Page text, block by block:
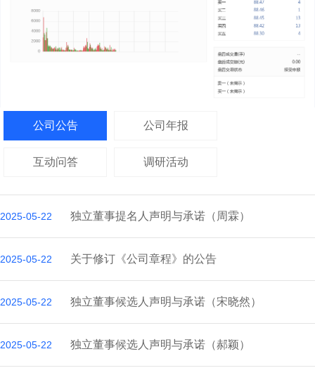
公司公告 公司年报
互动问答 调研活动
2025-05-22 独立董事提名人声明与承诺（周霖）
2025-05-22 关于修订《公司章程》的公告
2025-05-22 独立董事候选人声明与承诺（宋晓然）
2025-05-22 独立董事候选人声明与承诺（郝颖）